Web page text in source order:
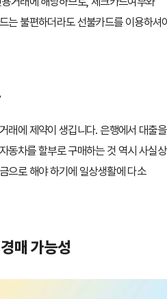
는 불편하더라도 선불카드를 이용하셔
래에 제약이 생깁니다. 은행에서 대출을
동차를 할부로 구매하는 것 역시 사실상
으로 해야 하기에 일상생활에 다소
매 가능성